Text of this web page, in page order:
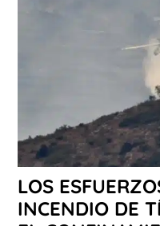
LOS
INCENDIO DE